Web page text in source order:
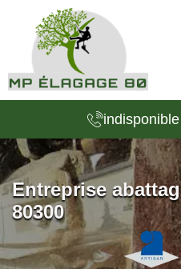
indisponible
Entreprise
80300